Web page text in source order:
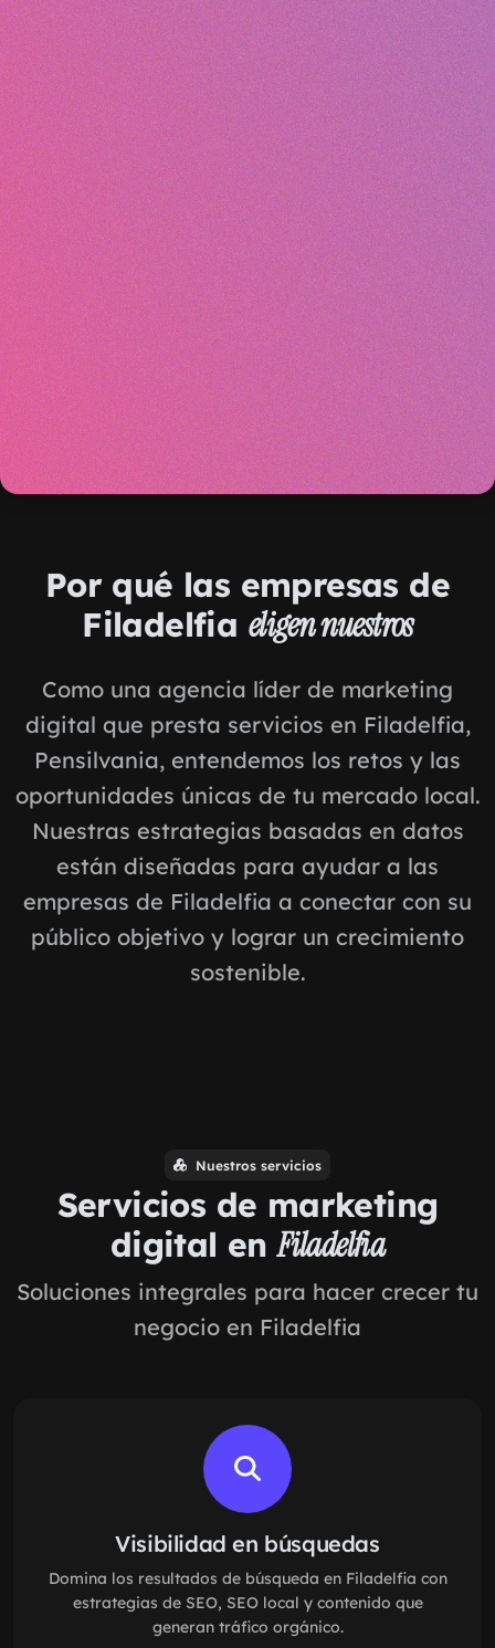
Por qué las empresas de
Filadelfia eligen nuestros
Como una agencia líder de marketing
digital que presta servicios en Filadelfia,
Pensilvania, entendemos los retos y las
oportunidades únicas de tu mercado local.
Nuestras estrategias basadas en datos
están diseñadas para ayudar a las
empresas de Filadelfia a conectar con su
público objetivo y lograr un crecimiento
sostenible.
Nuestros servicios
Servicios de marketing
digital enFiladelfia
Soluciones integrales para hacer crecer tu
negocio en Filadelfia
Visibilidad en búsquedas
Domina los resultados de búsqueda en Filadelfia con
estrategias de SEO, SEO local y contenido que
generan tráfico orgánico.